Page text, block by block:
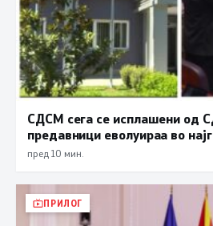
СДСМ сега се исплашени од
предавници еволуираа во
пред 10 мин.
ПРИЛОГ